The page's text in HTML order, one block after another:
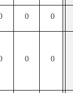
0 0
0 0